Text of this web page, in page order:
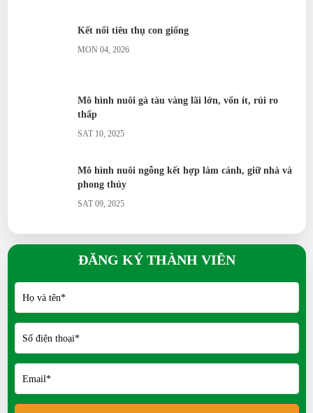
Vịt Uyên Ương có ý nghĩa gì?
Chim Trích Cồ đặc điểm ra sao?
Chim Trĩ nuôi thương phẩm có lời không?
Bồ câu Hỏa Tiễn dùng để làm gì?
Bồ câu Banh khác gì so với bồ câu thường?
Bồ câu Titan kích thước thế nào?
Mít Thái siêu sớm có ưu điểm gì?
Kết nối tiêu thụ con giống
MON 04, 2026
Mô hình nuôi gà tàu vàng lãi lớn, vốn ít, rủi ro
thấp
SAT 10, 2025
Mô hình nuôi ngỗng kết hợp làm cảnh, giữ nhà và
phong thủy
SAT 09, 2025
chuyên
Mô hình nuôi thỏ thả vườn
sinh học
ĐĂNG KÝ THÀNH VIÊN